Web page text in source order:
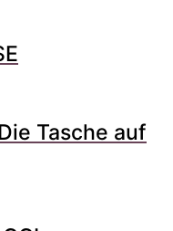
Tasche auf